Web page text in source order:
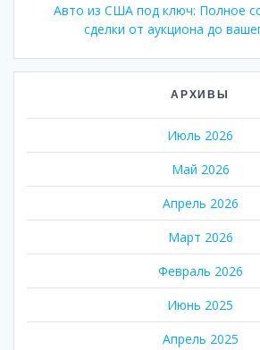
Авто из США под ключ: Полное
сделки от аукциона до
АРХИВЫ
Июль 2026
Май 2026
Апрель 2026
Март 2026
Февраль 2026
Июнь 2025
Апрель 2025